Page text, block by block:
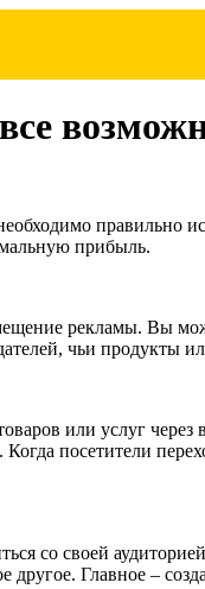
правильно
прибыль.
рекламы. Вы
чьи продукты
или услуг
посетители
со своей
Главное –